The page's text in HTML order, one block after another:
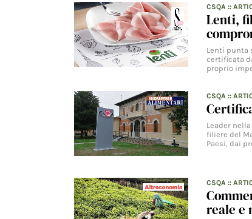
CSQA ::
Lenti,
Lenti punta
certificata
proprio
CSQA ::
Leader
filiere del
Paesi, dai
CSQA ::
reale e